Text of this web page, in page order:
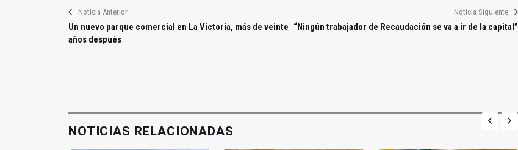
Noticia Anterior
Un nuevo parque comercial en La Victoria, más de veinte
años después
Noticia Siguiente
“Ningún trabajador de Recaudación se va a ir de la capital”
NOTICIAS RELACIONADAS